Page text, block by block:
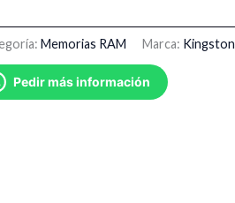
Memorias RAM Marca: Kingston
Pedir más información